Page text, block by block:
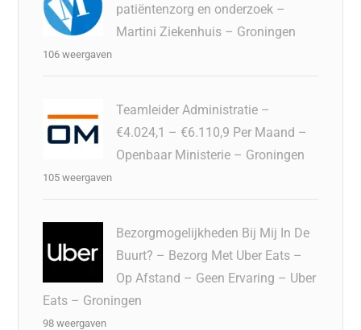
patiëntenzorg en onderzoek –
Martini Ziekenhuis – Groningen
106 weergaven
Teamleider Administratie –
€4.024,1 – €6.110,9 Per Maand –
Openbaar Ministerie – Groningen
105 weergaven
Bezorgmogelijkheden Bij Mij In De
Buurt? – Bezorg Met Uber Eats –
Op Afstand – Geen Ervaring – Uber
Eats – Groningen
98 weergaven